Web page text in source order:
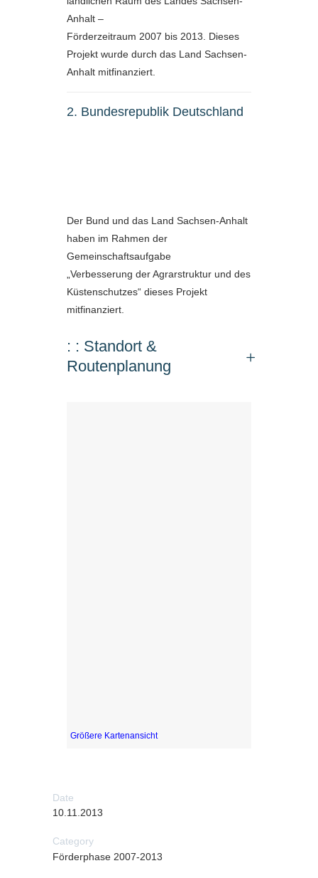
Anhalt –
Förderzeitraum 2007 bis 2013. Dieses
Projekt wurde durch das Land Sachsen-
Anhalt mitfinanziert.
2. Bundesrepublik Deutschland
Der Bund und das Land Sachsen-Anhalt
haben im Rahmen der
Gemeinschaftsaufgabe
„Verbesserung der Agrarstruktur und des
Küstenschutzes“ dieses Projekt
mitfinanziert.
: : Standort &
Routenplanung
Größere Kartenansicht
Date
10.11.2013
Category
Förderphase 2007-2013